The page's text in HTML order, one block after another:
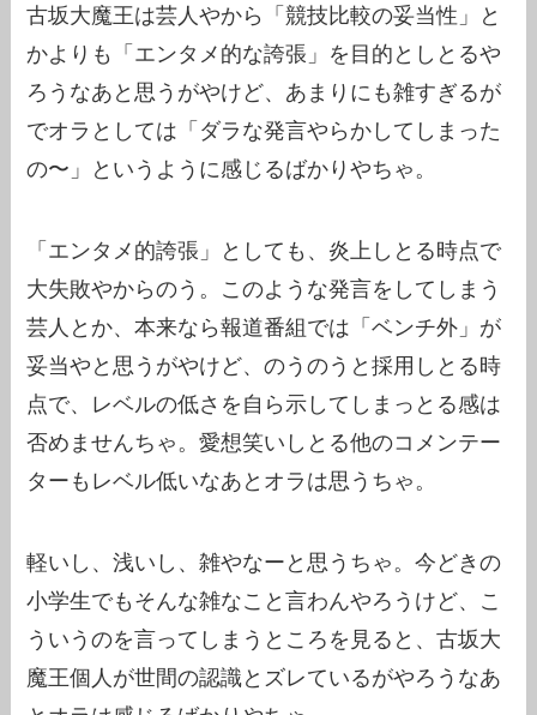
古坂大魔王は芸人やから「競技比較の妥当性」と
かよりも「エンタメ的な誇張」を目的としとるや
ろうなあと思うがやけど、あまりにも雑すぎるが
でオラとしては「ダラな発言やらかしてしまった
の〜」というように感じるばかりやちゃ。
「エンタメ的誇張」としても、炎上しとる時点で
大失敗やからのう。このような発言をしてしまう
芸人とか、本来なら報道番組では「ベンチ外」が
妥当やと思うがやけど、のうのうと採用しとる時
点で、レベルの低さを自ら示してしまっとる感は
否めませんちゃ。愛想笑いしとる他のコメンテー
ターもレベル低いなあとオラは思うちゃ。
軽いし、浅いし、雑やなーと思うちゃ。今どきの
小学生でもそんな雑なこと言わんやろうけど、こ
ういうのを言ってしまうところを見ると、古坂大
魔王個人が世間の認識とズレているがやろうなあ